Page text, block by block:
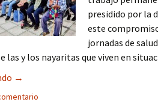
presidido por la
este
jornadas de
las y los nayaritas que viven en
Transforma la vida de personas
→